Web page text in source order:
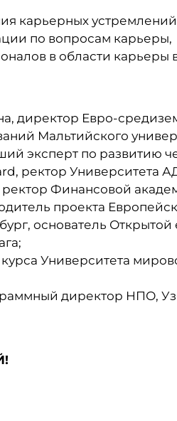
карьерных
по вопросам карьеры,
в области карьеры в
директор Евро-
Мальтийского
эксперт по развитию
ректор Университета
Финансовой
проекта
основатель
курса Университета
директор НПО,